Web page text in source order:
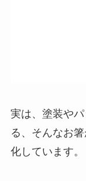
実は、塗装や
る、そんなお
化しています。